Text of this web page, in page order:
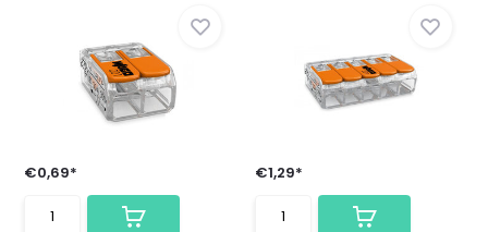
€0,69* €1,29*